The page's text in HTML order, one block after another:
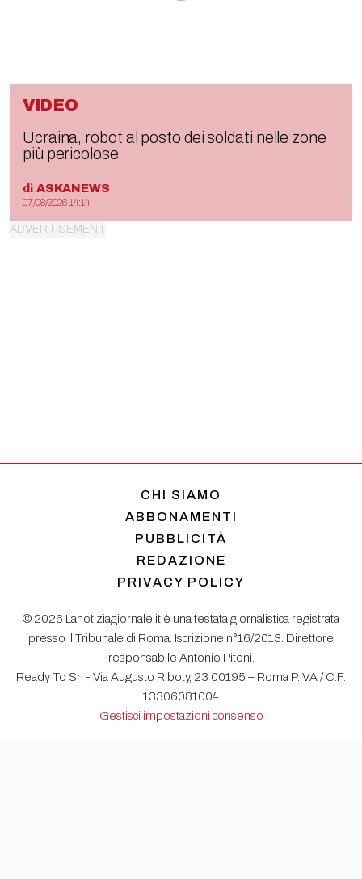
VIDEO
Ucraina, robot al posto dei soldati nelle zone
più pericolose
di ASKANEWS
07/08/2026 14:14
CHI SIAMO
ABBONAMENTI
PUBBLICITÀ
REDAZIONE
PRIVACY POLICY
© 2026 Lanotiziagiornale.it è una testata giornalistica registrata
presso il Tribunale di Roma. Iscrizione n°16/2013. Direttore
responsabile Antonio Pitoni.
Ready To Srl - Via Augusto Riboty, 23 00195 – Roma P.IVA / C.F.
13306081004
Gestisci impostazioni consenso